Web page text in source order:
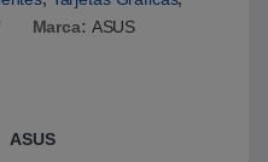
Marca: ASUS
ASUS